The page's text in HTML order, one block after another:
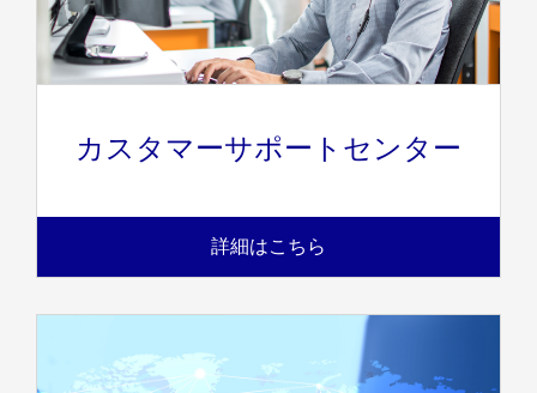
カスタマーサポートセンター
詳細はこちら